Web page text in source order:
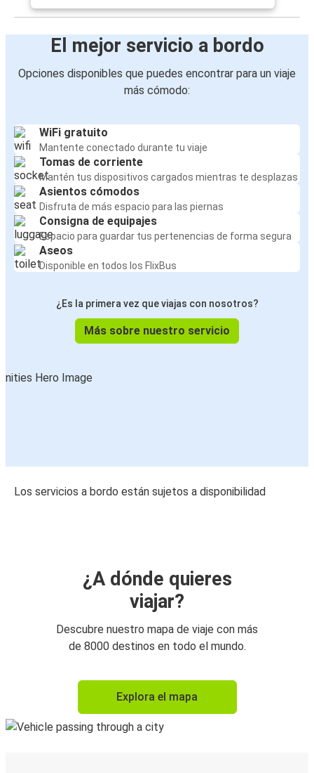
El mejor servicio a bordo
Opciones disponibles que puedes encontrar para un viaje
más cómodo:
WiFi gratuito
Mantente conectado durante tu viaje
Tomas de corriente
Mantén tus dispositivos cargados mientras te desplazas
Asientos cómodos
Disfruta de más espacio para las piernas
Consigna de equipajes
Espacio para guardar tus pertenencias de forma segura
Aseos
Disponible en todos los FlixBus
¿Es la primera vez que viajas con nosotros?
Más sobre nuestro servicio
Los servicios a bordo están sujetos a disponibilidad
¿A dónde quieres
viajar?
Descubre nuestro mapa de viaje con más
de 8000 destinos en todo el mundo.
Explora el mapa